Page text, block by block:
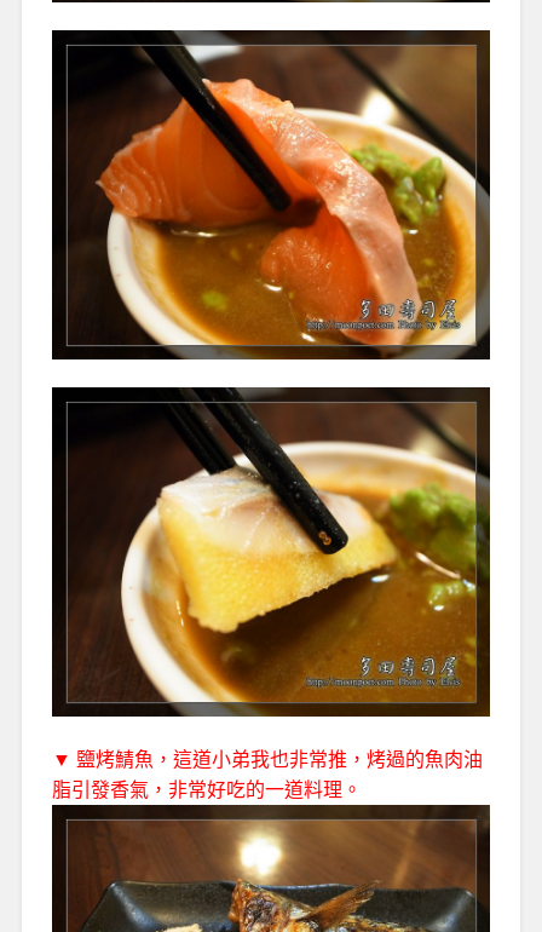
▼ 鹽烤鯖魚，這道小弟我也非常推，烤過的魚肉油
脂引發香氣，非常好吃的一道料理。